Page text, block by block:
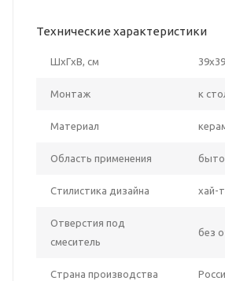
Технические характеристики
ШxГxВ, см
Монтаж к
Материал
Область применения
Стилистика дизайна хай-
Отверстия под
смеситель
без
Страна производства